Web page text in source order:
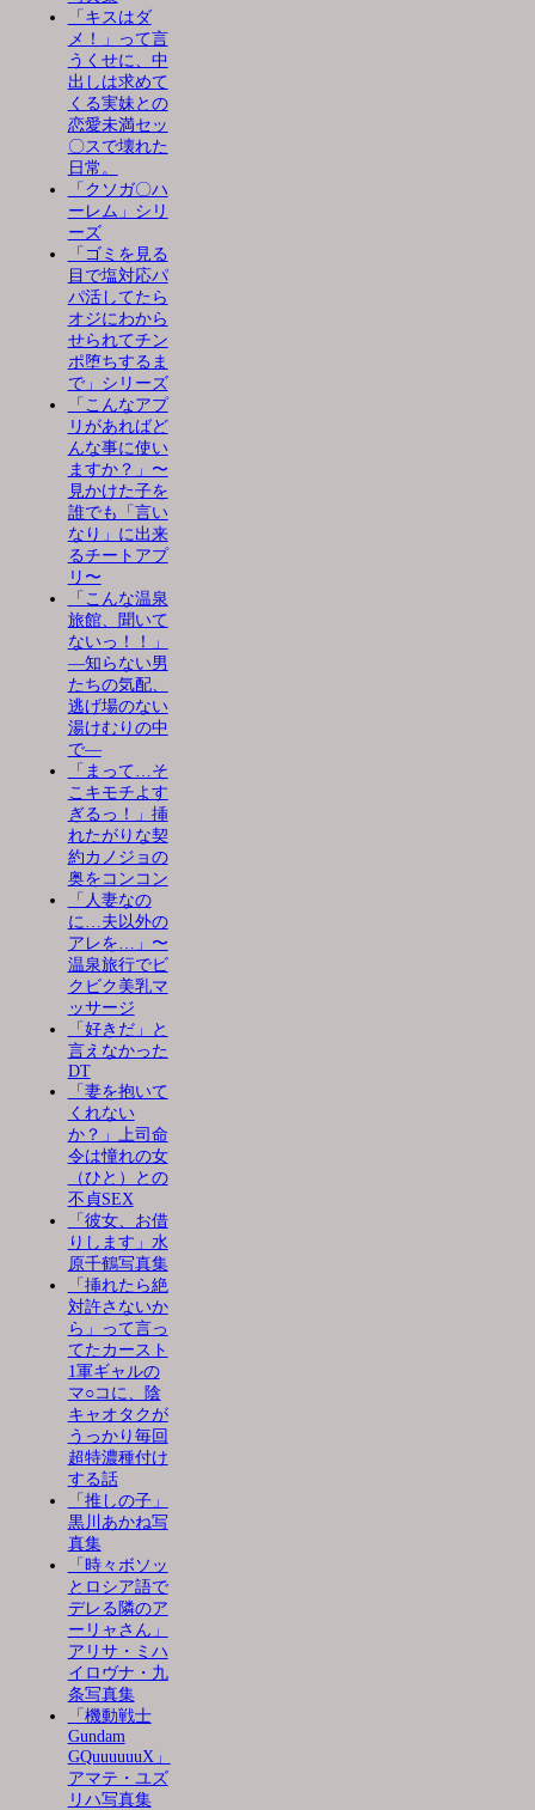
「キスはダ
メ！」って言
うくせに、中
出しは求めて
くる実妹との
恋愛未満セッ
〇スで壊れた
日常。
「クソガ〇ハ
ーレム」シリ
ーズ
「ゴミを見る
目で塩対応パ
パ活してたら
オジにわから
せられてチン
ポ堕ちするま
で」シリーズ
「こんなアプ
リがあればど
んな事に使い
ますか？」〜
見かけた子を
誰でも「言い
なり」に出来
るチートアプ
リ〜
「こんな温泉
旅館、聞いて
ないっ！！」
―知らない男
たちの気配、
逃げ場のない
湯けむりの中
で―
「まって…そ
こキモチよす
ぎるっ！」挿
れたがりな契
約カノジョの
奥をコンコン
「人妻なの
に…夫以外の
アレを…」〜
温泉旅行でビ
クビク美乳マ
ッサージ
「好きだ」と
言えなかった
DT
「妻を抱いて
くれない
か？」上司命
令は憧れの女
（ひと）との
不貞SEX
「彼女、お借
りします」水
原千鶴写真集
「挿れたら絶
対許さないか
ら」って言っ
てたカースト
1軍ギャルの
マ○コに、陰
キャオタクが
うっかり毎回
超特濃種付け
する話
「推しの子」
黒川あかね写
真集
「時々ボソッ
とロシア語で
デレる隣のア
ーリャさん」
アリサ・ミハ
イロヴナ・九
条写真集
「機動戦士
Gundam
GQuuuuuuX」
アマテ・ユズ
リハ写真集